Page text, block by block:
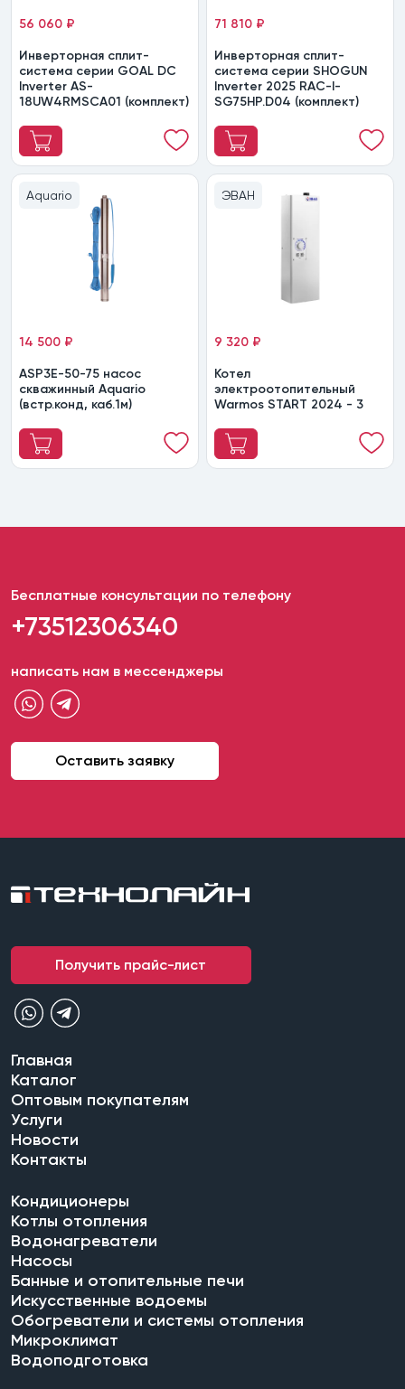
Инверторная сплит-
система серии GOAL DC
Inverter AS-
18UW4RMSCA01 (комплект)
56 060 ₽
Инверторная сплит-
система серии SHOGUN
Inverter 2025 RAC-I-
SG75HP.D04 (комплект)
71 810 ₽
Aquario
ASP3E-50-75 насос
скважинный Aquario
(встр.конд, каб.1м)
14 500 ₽
ЭВАН
Котел
электроотопительный
Warmos START 2024 - 3
9 320 ₽
Бесплатные консультации по телефону
+73512306340
написать нам в мессенджеры
Оставить заявку
Получить прайс-лист
Главная
Каталог
Оптовым покупателям
Услуги
Новости
Контакты
Кондиционеры
Котлы отопления
Водонагреватели
Насосы
Банные и отопительные печи
Искусственные водоемы
Обогреватели и системы отопления
Микроклимат
Водоподготовка